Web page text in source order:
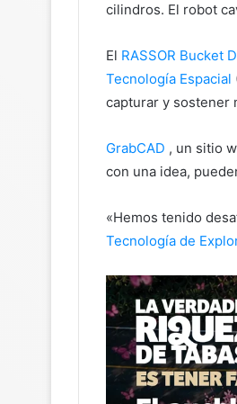
cilindros. El robot
El RASSOR Bucket
Tecnología Espacial
capturar y sostener
GrabCAD , un sitio
con una idea,
«Hemos tenido
Tecnología de